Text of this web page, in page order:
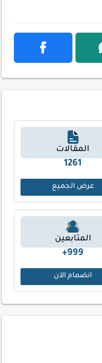
المقالات
1261
عرض الجميع
المتابعين
999+
انضمام الآن